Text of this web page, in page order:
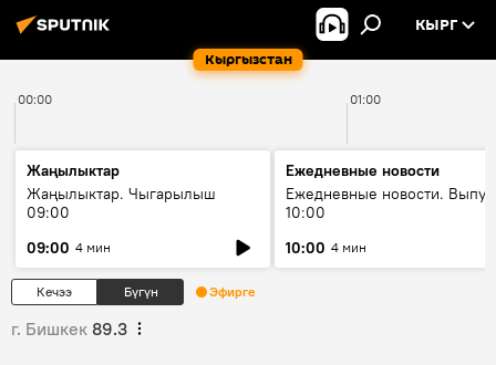
Кыргызстан
КЫРГ
00:00 01:00
Жаңылыктар
Жаңылыктар. Чыгарылыш
09:00
09:00 4 мин
Ежедневные новости
Ежедневные новости.
10:00
10:00 4 мин
Кечээ Бүгүн Эфирге
г. Бишкек 89.3